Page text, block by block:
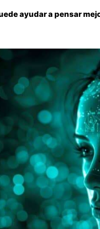
ayudar a pensar